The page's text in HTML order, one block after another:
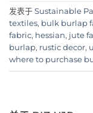
发表于 Sustainable
textiles, bulk burlap
fabric, hessian, jute
burlap, rustic decor,
where to purchase